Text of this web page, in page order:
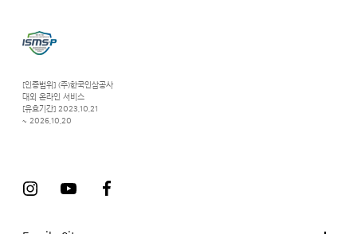
[인증범위] (주)한국인삼공사
대외 온라인 서비스
[유효기간] 2023.10.21
~ 2026.10.20